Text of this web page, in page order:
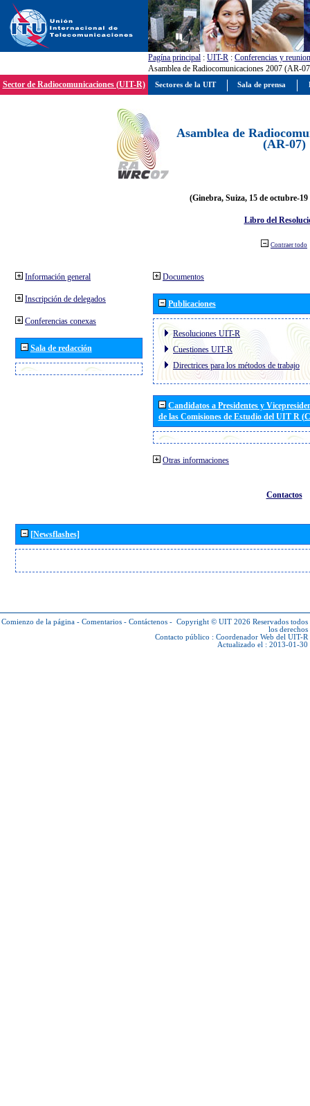
Pagína principal : UIT-R : Conferencias y
Asamblea de Radiocomunicaciones 2007 (AR-
Sector de Radiocomunicaciones (UIT-R)
Asamblea de
(AR-07)
(Ginebra, Suiza, 15 de octubre-19
Libro del
Contraer todo
Información general
Inscripción de delegados
Conferencias conexas
Sala de redacción
Documentos
Publicaciones
Resoluciones UIT-R
Cuestiones UIT-R
Directrices para los métodos de trabajo
Candidatos a Presidentes y
de las Comisiones de Estudio del UIT R
Otras informaciones
Contactos
[Newsflashes]
Comienzo de la página - Comentarios - Contáctenos - Copyright © UIT 2026 Reservados todos
los derechos
Contacto público : Coordenador Web del UIT-R
Actualizado el : 2013-01-30
Sectores de la UIT Sala de prensa